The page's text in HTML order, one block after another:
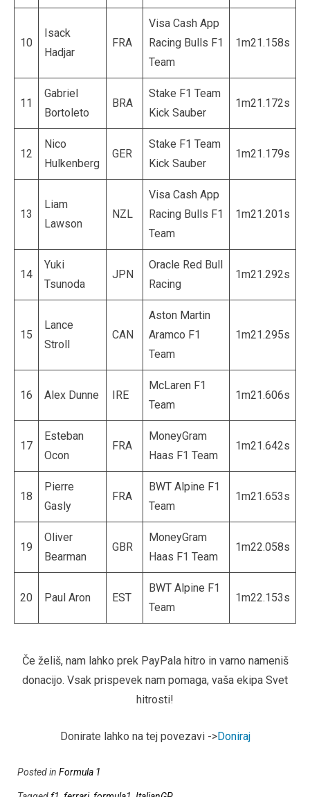
10
Isack
Hadjar
FRA
Visa Cash App
Racing Bulls F1
Team
1m21.158s
11
Gabriel
Bortoleto
BRA
Stake F1 Team
Kick Sauber
1m21.172s
12
Nico
Hulkenberg
GER
Stake F1 Team
Kick Sauber
1m21.179s
13
Liam
Lawson
NZL
Visa Cash App
Racing Bulls F1
Team
1m21.201s
14
Yuki
Tsunoda
JPN
Oracle Red Bull
Racing
1m21.292s
15
Lance
Stroll
CAN
Aston Martin
Aramco F1
Team
1m21.295s
16 Alex Dunne IRE
McLaren F1
Team
1m21.606s
17
Esteban
Ocon
FRA
MoneyGram
Haas F1 Team
1m21.642s
18
Pierre
Gasly
FRA
BWT Alpine F1
Team
1m21.653s
19
Oliver
Bearman
GBR
MoneyGram
Haas F1 Team
1m22.058s
20 Paul Aron EST
BWT Alpine F1
Team
1m22.153s
Če želiš, nam lahko prek PayPala hitro in varno nameniš
donacijo. Vsak prispevek nam pomaga, vaša ekipa Svet
hitrosti!
Donirate lahko na tej povezavi ->Doniraj
Posted in Formula 1